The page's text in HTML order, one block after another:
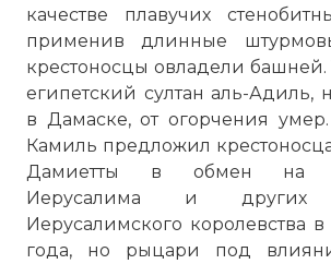
качестве плавучих
применив длинные
крестоносцы овладели башней.
египетский султан аль-Адиль,
в Дамаске, от огорчения
Камиль предложил
Дамиетты в обмен на
Иерусалима и других
Иерусалимского королевства в
года, но рыцари под
Комментарий:
Проверочный код: